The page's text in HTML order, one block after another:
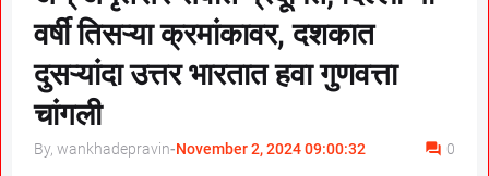
वर्षी तिसऱ्या क्रमांकावर, दशकात
दुसऱ्यांदा उत्तर भारतात हवा गुणवत्ता
चांगली
By, wankhadepravin-November 2, 2024 09:00:32 0